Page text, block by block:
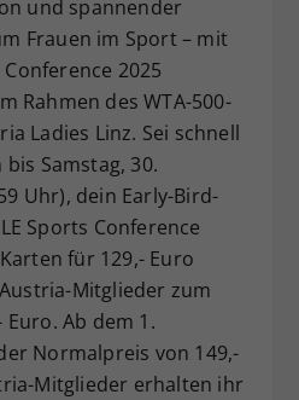
und spannender
Frauen im Sport – mit
2025
Rahmen des WTA-500-
Ladies Linz. Sei schnell
Samstag, 30.
Uhr), dein Early-Bird-
Sports Conference
für 129,- Euro
Mitglieder zum
Ab dem 1.
Normalpreis von 149,-
Mitglieder erhalten ihr
speichert Ihre Consent-
Unter anderem eine
ID, für die
Speicherung Ihrer
Einstellungen, falls der
Betreiber dies eingestellt